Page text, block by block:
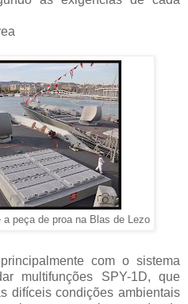
peça de proa na Blas de Lezo
com o sistema
multifunções SPY-1D, que
difíceis condições ambientais